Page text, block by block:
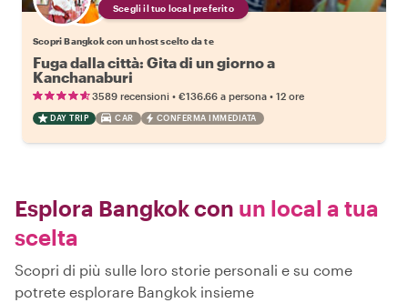
Scegli il tuo local preferito
Scopri Bangkok con un host scelto da te
Fuga dalla città: Gita di un giorno a
Kanchanaburi
3589 recensioni • €136.66 a persona • 12 ore
DAY TRIP CAR CONFERMA IMMEDIATA
Esplora Bangkok con un local a tua
scelta
Scopri di più sulle loro storie personali e su come
potrete esplorare Bangkok insieme